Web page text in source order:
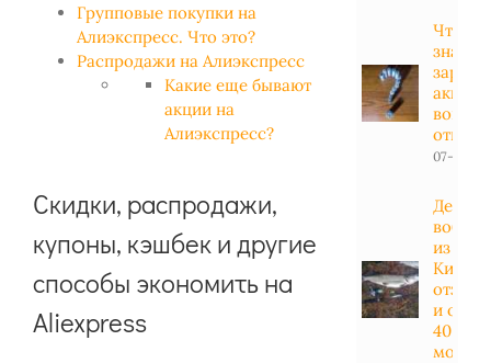
Групповые покупки на
Алиэкспресс. Что это?
Распродажи на Алиэкспресс
Какие еще бывают
акции на
Алиэкспресс?
Скидки, распродажи,
купоны, кэшбек и другие
способы экономить на
Aliexpress
Что
знать
заряд
ответы
07-04-
из
Китая:
отзывы
и
40